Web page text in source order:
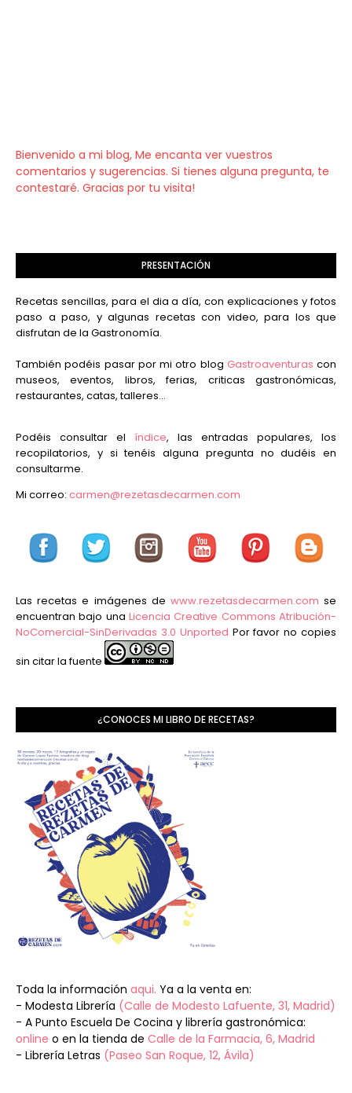
Bienvenido a mi blog, Me encanta ver vuestros
comentarios y sugerencias. Si tienes alguna pregunta, te
contestaré. Gracias por tu visita!
PRESENTACIÓN
Recetas sencillas, para el dia a día, con explicaciones y fotos
paso a paso, y algunas recetas con video, para los que
disfrutan de la Gastronomía.
También podéis pasar por mi otro blog Gastroaventuras con
museos, eventos, libros, ferias, criticas gastronómicas,
restaurantes, catas, talleres...
Podéis consultar el índice, las entradas populares, los
recopilatorios, y si tenéis alguna pregunta no dudéis en
consultarme.
Mi correo: carmen@rezetasdecarmen.com
Las recetas e imágenes de www.rezetasdecarmen.com se
encuentran bajo una Licencia Creative Commons Atribución-
NoComercial-SinDerivadas 3.0 Unported Por favor no copies
sin citar la fuente
¿CONOCES MI LIBRO DE RECETAS?
Toda la información aqui. Ya a la venta en:
- Modesta Librería (Calle de Modesto Lafuente, 31, Madrid)
- A Punto Escuela De Cocina y librería gastronómica:
online o en la tienda de Calle de la Farmacia, 6, Madrid
- Librería Letras (Paseo San Roque, 12, Ávila)